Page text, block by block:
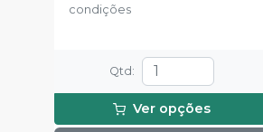
condições
Qtd :
Ver opções